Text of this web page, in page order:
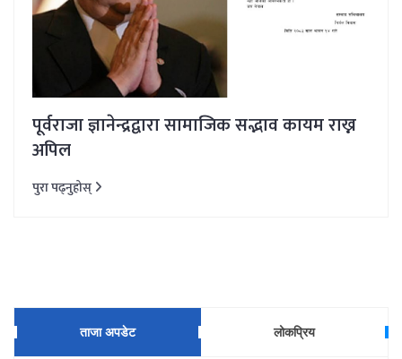
पूर्वराजा ज्ञानेन्द्रद्वारा सामाजिक सद्भाव कायम राख्न
अपिल
पुरा पढ्नुहोस्
ताजा अपडेट लोकप्रिय